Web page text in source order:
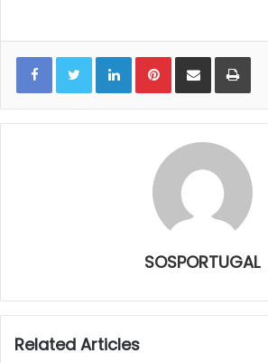
LinkedInPinterestShare via Email Print
SOSPORTUGAL
Related Articles